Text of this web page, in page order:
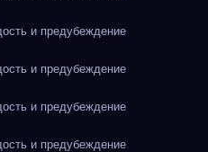
и предубеждение
и предубеждение
и предубеждение
и предубеждение